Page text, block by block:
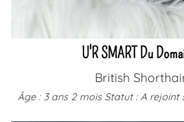
U'R SMART Du
British
Âge : 3 ans 2 mois Statut : A rejoint